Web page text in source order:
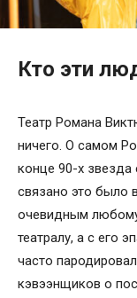
Кто эти
Театр Романа
ничего. О самом
конце 90-х звезда
связано это было
очевидным
театралу, а с его
часто
кэвээнщиков о